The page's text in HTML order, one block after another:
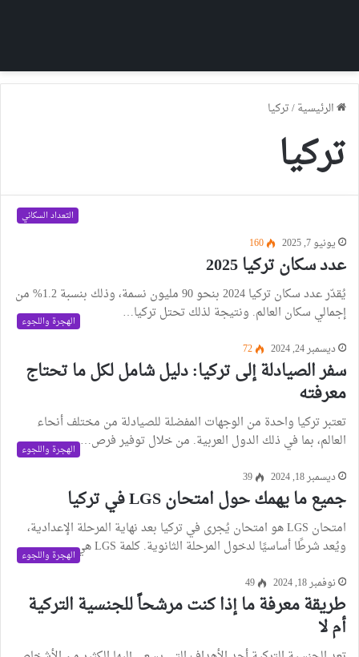
الرئيسية/تركيا
تركيا
التعداد السكاني
يونيو 7, 2025 160
عدد سكان تركيا 2025
يُقدّر عدد سكان تركيا 2024 بنحو 90 مليون نسمة، وذلك بنسبة 1.2% من
إجمالي سكان العالم. ونتيجة لذلك تحتل تركيا…
الهجرة واللجوء
ديسمبر 24, 2024 72
سفر الصيادلة إلى تركيا: دليل شامل لكل ما تحتاج
معرفته
تعتبر تركيا واحدة من الوجهات المفضلة للصيادلة من مختلف أنحاء
العالم، بما في ذلك الدول العربية. من خلال توفير فرص… الهجرة واللجوء
ديسمبر 18, 2024 39
جميع ما يهمك حول امتحان LGS في تركيا
امتحان LGS هو امتحان يُجرى في تركيا بعد نهاية المرحلة الإعدادية،
ويُعد شرطًا أساسيًا لدخول المرحلة الثانوية. كلمة LGS هي…
الهجرة واللجوء
نوفمبر 18, 2024 49
طريقة معرفة ما إذا كنت مرشحاً للجنسية التركية
أم لا